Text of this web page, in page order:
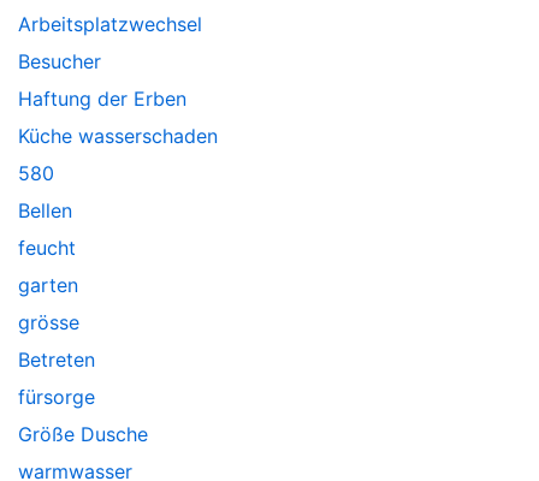
Arbeitsplatzwechsel
Besucher
Haftung der Erben
Küche wasserschaden
580
Bellen
feucht
garten
grösse
Betreten
fürsorge
Größe Dusche
warmwasser